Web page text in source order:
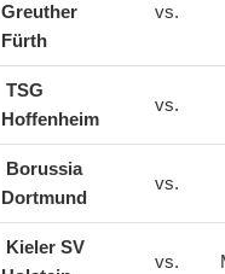
Greuther
Fürth
vs.
TSG
Hoffenheim
vs.
Borussia
Dortmund
vs.
Kieler SV
vs.